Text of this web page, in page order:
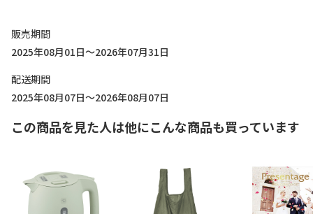
販売期間
2025年08月01日～2026年07月31日
配送期間
2025年08月07日～2026年08月07日
この商品を見た人は他にこんな商品も買っています